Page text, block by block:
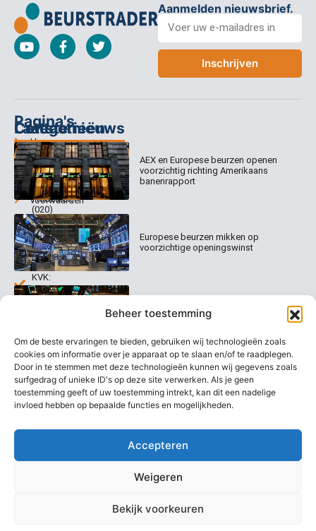
Beheer toestemming
Om de beste ervaringen te bieden, gebruiken wij technologieën zoals
cookies om informatie over je apparaat op te slaan en/of te raadplegen.
Door in te stemmen met deze technologieën kunnen wij gegevens zoals
surfgedrag of unieke ID's op deze site verwerken. Als je geen
toestemming geeft of uw toestemming intrekt, kan dit een nadelige
invloed hebben op bepaalde functies en mogelijkheden.
Accepteren
Weigeren
Bekijk voorkeuren
Aanmelden nieuwsbrief.
Inschrijven
Pagina's
Home
Abonnementen
Dagcommentaar
Tradealert
Organisatie
Contact
Categorieën
Columns
Dagcommentaar
Algemene
voorwaarden
Disclaimer
Welk
abonnement
kiezen
Contact
Keizersgracht
520
1017 EK
Amsterdam
(020)
231
0020
info@beurstrader.nl
KVK:
99197022
Laatste nieuws
AEX en Europese beurzen openen
voorzichtig richting Amerikaans
banenrapport
Europese beurzen mikken op
voorzichtige openingswinst
Europese beurzen blijven dicht bij
recordstanden
AEX nadert opnieuw zijn hoogste
niveau ooit